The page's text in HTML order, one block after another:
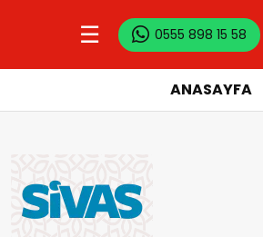
☰ 0555 898 15 58
ANASAYFA